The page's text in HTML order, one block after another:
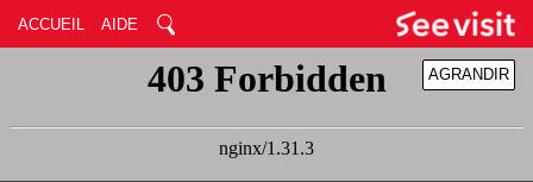
ACCUEIL AIDE
RÉDUIRE
AGRANDIR